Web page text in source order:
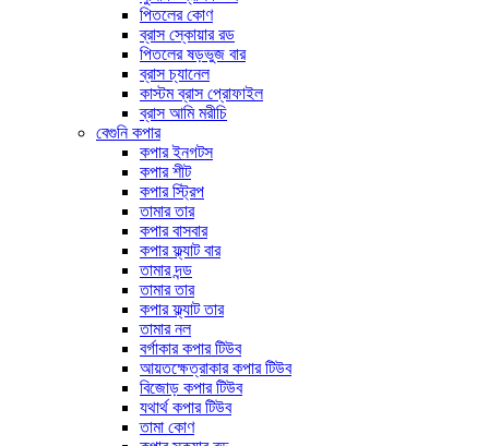
পিতলের কোণ
ব্রাস স্কোয়ার রড
পিতলের ষড়ভুজ বার
ব্রাস চ্যানেল
কাস্টম ব্রাস প্রোফাইল
ব্রাস আমি মরীচি
বেগুনি কপার
কপার ইনগটস
কপার শীট
কপার স্ট্রিপ
তামার তার
কপার বাসবার
কপার ফ্ল্যাট বার
তামার দন্ড
তামার তার
কপার ফ্ল্যাট তার
তামার নল
বর্গাকার কপার টিউব
আয়তক্ষেত্রাকার কপার টিউব
বিজোড় কপার টিউব
যথার্থ কপার টিউব
তামা কোণ